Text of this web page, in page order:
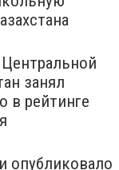
занял
в рейтинге
опубликовало